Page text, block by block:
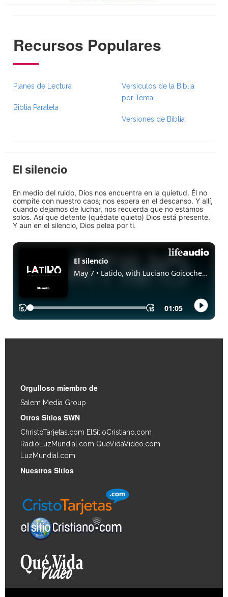
Recursos Populares
Planes de Lectura
Biblia Paralela
Versículos de la Biblia
por Tema
Versiones de Biblia
El silencio
En medio del ruido, Dios nos encuentra en la quietud. Él no
compite con nuestro caos; nos espera en el descanso. Y allí,
cuando dejamos de luchar, nos recuerda que no estamos
solos. Así que detente (quédate quieto) Dios está presente.
Y aun en el silencio, Dios pelea por ti.
Orgulloso miembro de
Salem Media Group
Otros Sitios SWN
ChristoTarjetas.com ElSitioCristiano.com
RadioLuzMundial.com QueVidaVideo.com
LuzMundial.com
Nuestros Sitios